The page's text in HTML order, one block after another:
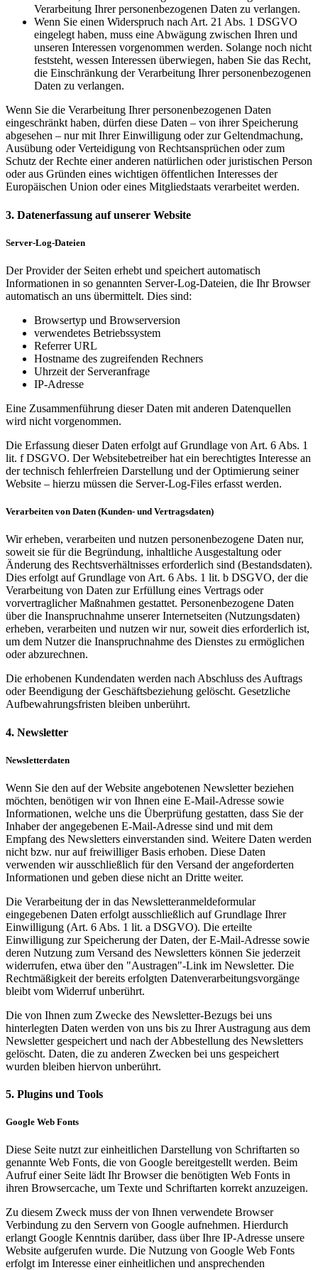
Verarbeitung Ihrer personenbezogenen Daten zu verlangen.
Wenn Sie einen Widerspruch nach Art. 21 Abs. 1 DSGVO
eingelegt haben, muss eine Abwägung zwischen Ihren und
unseren Interessen vorgenommen werden. Solange noch nicht
feststeht, wessen Interessen überwiegen, haben Sie das Recht,
die Einschränkung der Verarbeitung Ihrer personenbezogenen
Daten zu verlangen.
Wenn Sie die Verarbeitung Ihrer personenbezogenen Daten
eingeschränkt haben, dürfen diese Daten – von ihrer Speicherung
abgesehen – nur mit Ihrer Einwilligung oder zur Geltendmachung,
Ausübung oder Verteidigung von Rechtsansprüchen oder zum
Schutz der Rechte einer anderen natürlichen oder juristischen Person
oder aus Gründen eines wichtigen öffentlichen Interesses der
Europäischen Union oder eines Mitgliedstaats verarbeitet werden.
3. Datenerfassung auf unserer Website
Server-Log-Dateien
Der Provider der Seiten erhebt und speichert automatisch
Informationen in so genannten Server-Log-Dateien, die Ihr Browser
automatisch an uns übermittelt. Dies sind:
Browsertyp und Browserversion
verwendetes Betriebssystem
Referrer URL
Hostname des zugreifenden Rechners
Uhrzeit der Serveranfrage
IP-Adresse
Eine Zusammenführung dieser Daten mit anderen Datenquellen
wird nicht vorgenommen.
Die Erfassung dieser Daten erfolgt auf Grundlage von Art. 6 Abs. 1
lit. f DSGVO. Der Websitebetreiber hat ein berechtigtes Interesse an
der technisch fehlerfreien Darstellung und der Optimierung seiner
Website – hierzu müssen die Server-Log-Files erfasst werden.
Verarbeiten von Daten (Kunden- und Vertragsdaten)
Wir erheben, verarbeiten und nutzen personenbezogene Daten nur,
soweit sie für die Begründung, inhaltliche Ausgestaltung oder
Änderung des Rechtsverhältnisses erforderlich sind (Bestandsdaten).
Dies erfolgt auf Grundlage von Art. 6 Abs. 1 lit. b DSGVO, der die
Verarbeitung von Daten zur Erfüllung eines Vertrags oder
vorvertraglicher Maßnahmen gestattet. Personenbezogene Daten
über die Inanspruchnahme unserer Internetseiten (Nutzungsdaten)
erheben, verarbeiten und nutzen wir nur, soweit dies erforderlich ist,
um dem Nutzer die Inanspruchnahme des Dienstes zu ermöglichen
oder abzurechnen.
Die erhobenen Kundendaten werden nach Abschluss des Auftrags
oder Beendigung der Geschäftsbeziehung gelöscht. Gesetzliche
Aufbewahrungsfristen bleiben unberührt.
4. Newsletter
Newsletterdaten
Wenn Sie den auf der Website angebotenen Newsletter beziehen
möchten, benötigen wir von Ihnen eine E-Mail-Adresse sowie
Informationen, welche uns die Überprüfung gestatten, dass Sie der
Inhaber der angegebenen E-Mail-Adresse sind und mit dem
Empfang des Newsletters einverstanden sind. Weitere Daten werden
nicht bzw. nur auf freiwilliger Basis erhoben. Diese Daten
verwenden wir ausschließlich für den Versand der angeforderten
Informationen und geben diese nicht an Dritte weiter.
Die Verarbeitung der in das Newsletteranmeldeformular
eingegebenen Daten erfolgt ausschließlich auf Grundlage Ihrer
Einwilligung (Art. 6 Abs. 1 lit. a DSGVO). Die erteilte
Einwilligung zur Speicherung der Daten, der E-Mail-Adresse sowie
deren Nutzung zum Versand des Newsletters können Sie jederzeit
widerrufen, etwa über den "Austragen"-Link im Newsletter. Die
Rechtmäßigkeit der bereits erfolgten Datenverarbeitungsvorgänge
bleibt vom Widerruf unberührt.
Die von Ihnen zum Zwecke des Newsletter-Bezugs bei uns
hinterlegten Daten werden von uns bis zu Ihrer Austragung aus dem
Newsletter gespeichert und nach der Abbestellung des Newsletters
gelöscht. Daten, die zu anderen Zwecken bei uns gespeichert
wurden bleiben hiervon unberührt.
5. Plugins und Tools
Google Web Fonts
Diese Seite nutzt zur einheitlichen Darstellung von Schriftarten so
genannte Web Fonts, die von Google bereitgestellt werden. Beim
Aufruf einer Seite lädt Ihr Browser die benötigten Web Fonts in
ihren Browsercache, um Texte und Schriftarten korrekt anzuzeigen.
Zu diesem Zweck muss der von Ihnen verwendete Browser
Verbindung zu den Servern von Google aufnehmen. Hierdurch
erlangt Google Kenntnis darüber, dass über Ihre IP-Adresse unsere
Website aufgerufen wurde. Die Nutzung von Google Web Fonts
erfolgt im Interesse einer einheitlichen und ansprechenden